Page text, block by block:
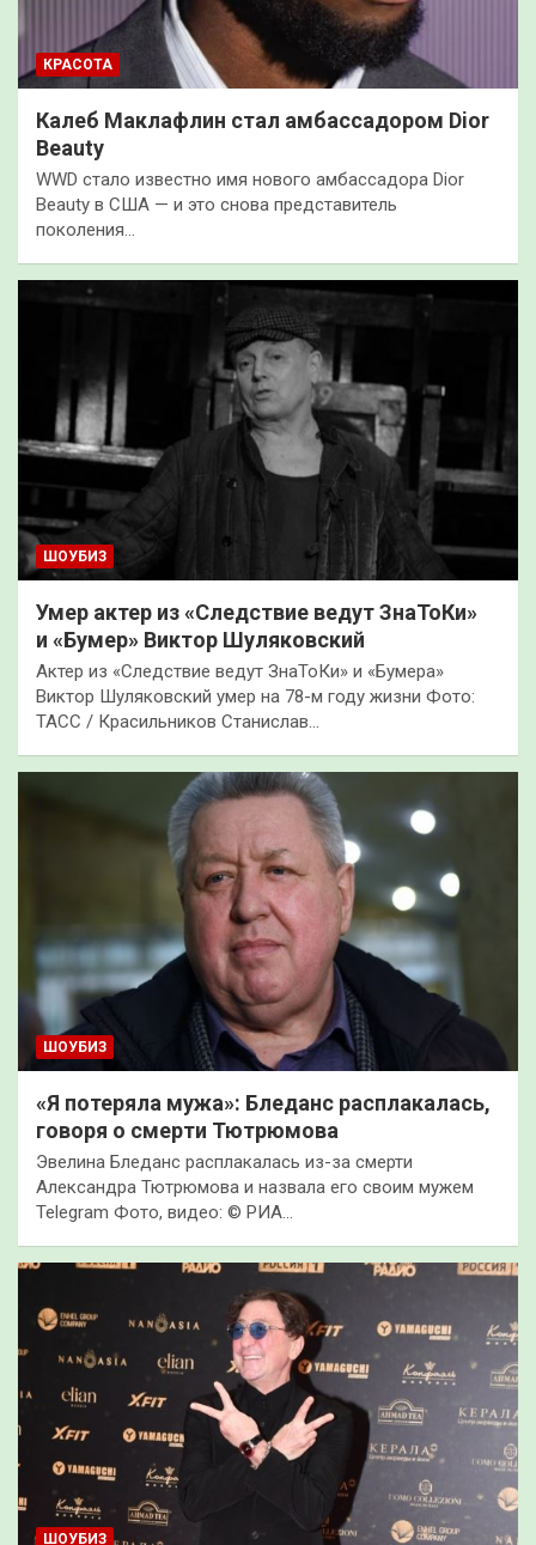
КРАСОТА
Калеб Маклафлин стал амбассадором Dior
Beauty
WWD стало известно имя нового амбассадора Dior
Beauty в США — и это снова представитель
поколения…
ШОУБИЗ
Умер актер из «Следствие ведут ЗнаТоКи»
и «Бумер» Виктор Шуляковский
Актер из «Следствие ведут ЗнаТоКи» и «Бумера»
Виктор Шуляковский умер на 78-м году жизни Фото:
ТАСС / Красильников Станислав…
ШОУБИЗ
«Я потеряла мужа»: Бледанс расплакалась,
говоря о смерти Тютрюмова
Эвелина Бледанс расплакалась из-за смерти
Александра Тютрюмова и назвала его своим мужем
Telegram Фото, видео: © РИА…
ШОУБИЗ